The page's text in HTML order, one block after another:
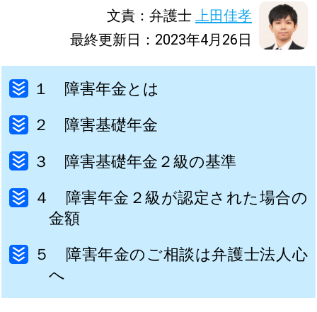
文責：弁護士 上田佳孝
最終更新日：2023年4月26日
１ 障害年金とは
２ 障害基礎年金
３ 障害基礎年金２級の基準
４ 障害年金２級が認定された場合の
金額
５ 障害年金のご相談は弁護士法人心
へ